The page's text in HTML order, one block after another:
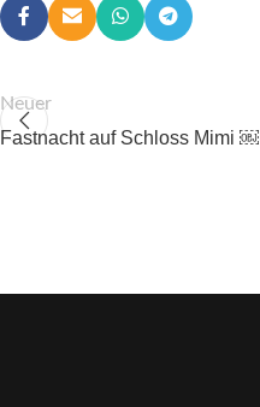
Neuer
Fastnacht auf Schloss Mimi ￼